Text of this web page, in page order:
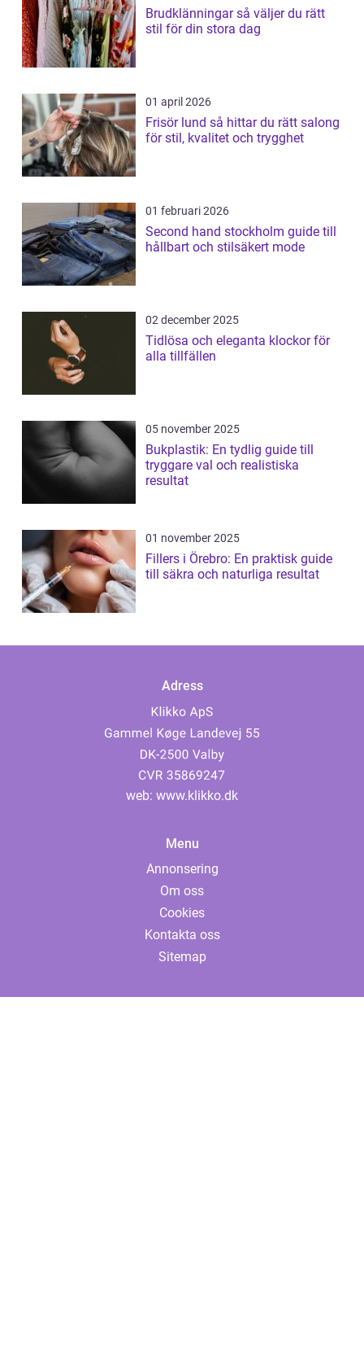
Brudklänningar så väljer du rätt
stil för din stora dag
01 april 2026
Frisör lund så hittar du rätt salong
för stil, kvalitet och trygghet
01 februari 2026
Second hand stockholm guide till
hållbart och stilsäkert mode
02 december 2025
Tidlösa och eleganta klockor för
alla tillfällen
05 november 2025
Bukplastik: En tydlig guide till
tryggare val och realistiska
resultat
01 november 2025
Fillers i Örebro: En praktisk guide
till säkra och naturliga resultat
Adress
web: www.klikko.dk
Menu
Annonsering
Om oss
Cookies
Kontakta oss
Sitemap